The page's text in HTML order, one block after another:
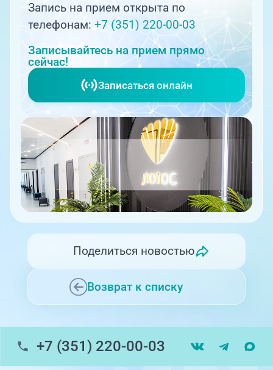
Запись на прием открыта по
телефонам:+7 (351) 220-00-03
Записывайтесь на прием прямо
сейчас!
Записаться онлайн
Возврат к списку
Поделиться новостью
+7 (351) 220-00-03